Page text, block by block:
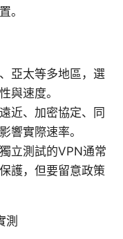
。
亞太等多地區，選
與速度。
近、加密協定、同
響實際速率。
立測試的VPN通常
護，但要留意政策
測